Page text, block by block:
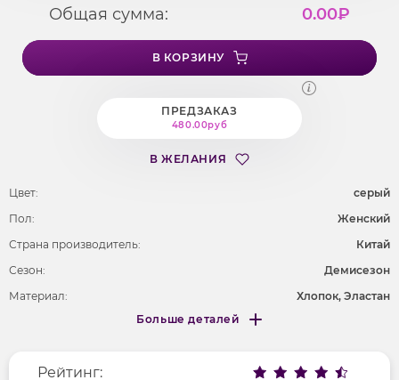
Общая сумма:
0.00₽
В КОРЗИНУ
ПРЕДЗАКАЗ
480.00руб
В ЖЕЛАНИЯ
Цвет:
серый
Пол:
Женский
Страна производитель:
Китай
Сезон:
Демисезон
Материал:
Хлопок, Эластан
Фактура материала
трикотажный
Больше деталей
Меньше деталей
Рейтинг: